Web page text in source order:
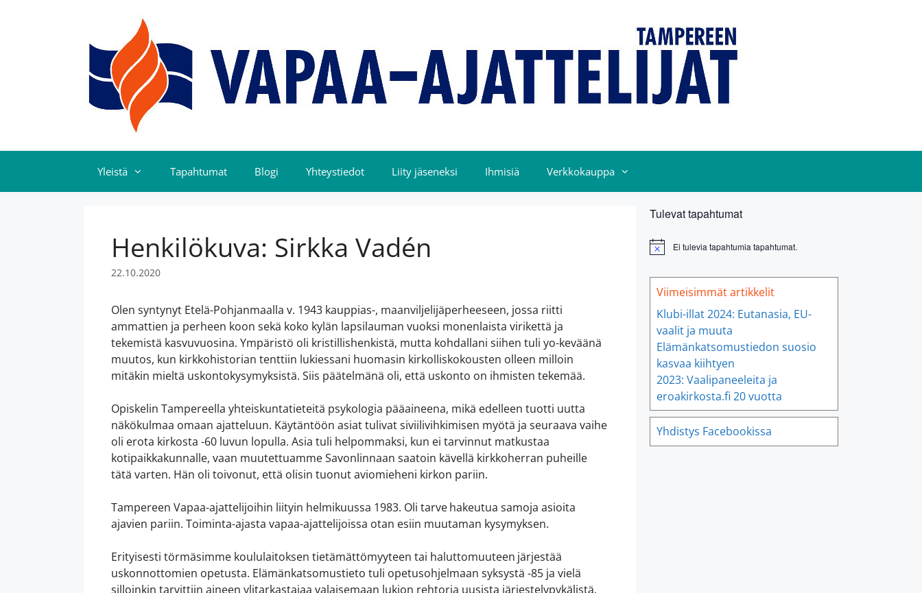
Yleistä Tapahtumat Blogi Yhteystiedot Liity jäseneksi Ihmisiä Verkkokauppa
Henkilökuva: Sirkka Vadén
22.10.2020
Olen syntynyt Etelä-Pohjanmaalla v. 1943 kauppias-, maanviljelijäperheeseen, jossa riitti
ammattien ja perheen koon sekä koko kylän lapsilauman vuoksi monenlaista virikettä ja
tekemistä kasvuvuosina. Ympäristö oli kristillishenkistä, mutta kohdallani siihen tuli yo-keväänä
muutos, kun kirkkohistorian tenttiin lukiessani huomasin kirkolliskokousten olleen milloin
mitäkin mieltä uskontokysymyksistä. Siis päätelmänä oli, että uskonto on ihmisten tekemää.
Opiskelin Tampereella yhteiskuntatieteitä psykologia pääaineena, mikä edelleen tuotti uutta
näkökulmaa omaan ajatteluun. Käytäntöön asiat tulivat siviilivihkimisen myötä ja seuraava vaihe
oli erota kirkosta -60 luvun lopulla. Asia tuli helpommaksi, kun ei tarvinnut matkustaa
kotipaikkakunnalle, vaan muutettuamme Savonlinnaan saatoin kävellä kirkkoherran puheille
tätä varten. Hän oli toivonut, että olisin tuonut aviomieheni kirkon pariin.
Tampereen Vapaa-ajattelijoihin liityin helmikuussa 1983. Oli tarve hakeutua samoja asioita
ajavien pariin. Toiminta-ajasta vapaa-ajattelijoissa otan esiin muutaman kysymyksen.
Erityisesti törmäsimme koululaitoksen tietämättömyyteen tai haluttomuuteen järjestää
uskonnottomien opetusta. Elämänkatsomustieto tuli opetusohjelmaan syksystä -85 ja vielä
silloinkin tarvittiin aineen ylitarkastajaa valaisemaan lukion rehtoria uusista järjestelypykälistä.
Tulevat tapahtumat
N
Ei tulevia tapahtumia tapahtumat.
Viimeisimmät artikkelit
Klubi-illat 2024: Eutanasia, EU-
vaalit ja muuta
Elämänkatsomustiedon suosio
kasvaa kiihtyen
2023: Vaalipaneeleita ja
eroakirkosta.fi 20 vuotta
Yhdistys Facebookissa